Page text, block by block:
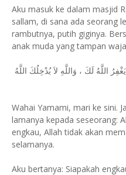
Aku masuk ke dalam masjid
sallam, di sana ada seorang
rambutnya, putih giginya.
anak muda yang tampan
اللَّهُ لَكَ ، وَاللَّهِ لاَ يُدْخِلُكَ اللَّهُ
Wahai Yamami, mari ke sini.
lamanya kepada seseorang:
engkau, Allah tidak akan
selamanya.
Aku bertanya: Siapakah